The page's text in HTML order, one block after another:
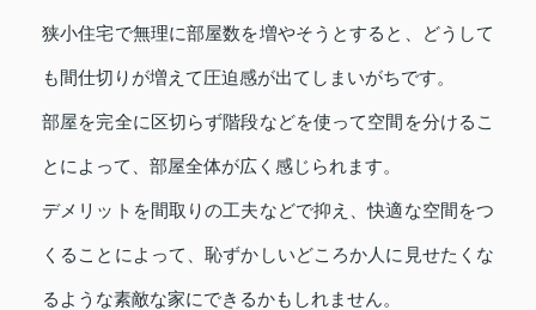
狭小住宅で無理に部屋数を増やそうとすると、どうして
も間仕切りが増えて圧迫感が出てしまいがちです。
部屋を完全に区切らず階段などを使って空間を分けるこ
とによって、部屋全体が広く感じられます。
デメリットを間取りの工夫などで抑え、快適な空間をつ
くることによって、恥ずかしいどころか人に見せたくな
るような素敵な家にできるかもしれません。